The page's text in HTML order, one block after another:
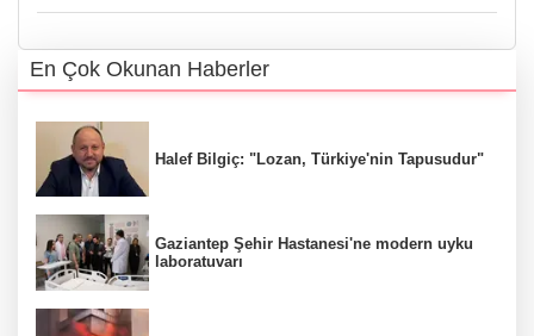
En Çok Okunan Haberler
Halef Bilgiç: "Lozan, Türkiye'nin Tapusudur"
Gaziantep Şehir Hastanesi'ne modern uyku
laboratuvarı